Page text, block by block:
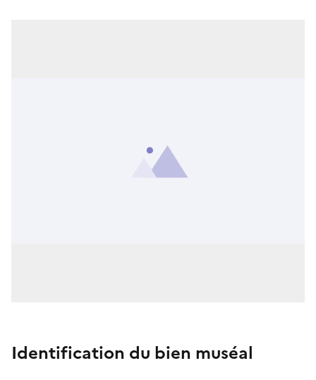
Identification du bien muséal